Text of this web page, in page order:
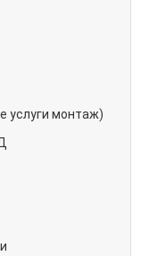
услуги монтаж)